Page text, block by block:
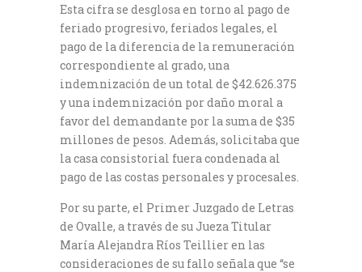
Esta cifra se desglosa en torno al pago de
feriado progresivo, feriados legales, el
pago de la diferencia de la remuneración
correspondiente al grado, una
indemnización de un total de $42.626.375
y una indemnización por daño moral a
favor del demandante por la suma de $35
millones de pesos. Además, solicitaba que
la casa consistorial fuera condenada al
pago de las costas personales y procesales.
Por su parte, el Primer Juzgado de Letras
de Ovalle, a través de su Jueza Titular
María Alejandra Ríos Teillier en las
consideraciones de su fallo señala que “se